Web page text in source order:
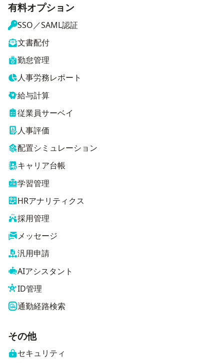
有料オプション
SSO／SAML認証
文書配付
勤怠管理
人事労務レポート
給与計算
従業員サーベイ
人事評価
配置シミュレーション
キャリア台帳
学習管理
HRアナリティクス
採用管理
メッセージ
汎用申請
AIアシスタント
ID管理
通勤経路検索
その他
セキュリティ